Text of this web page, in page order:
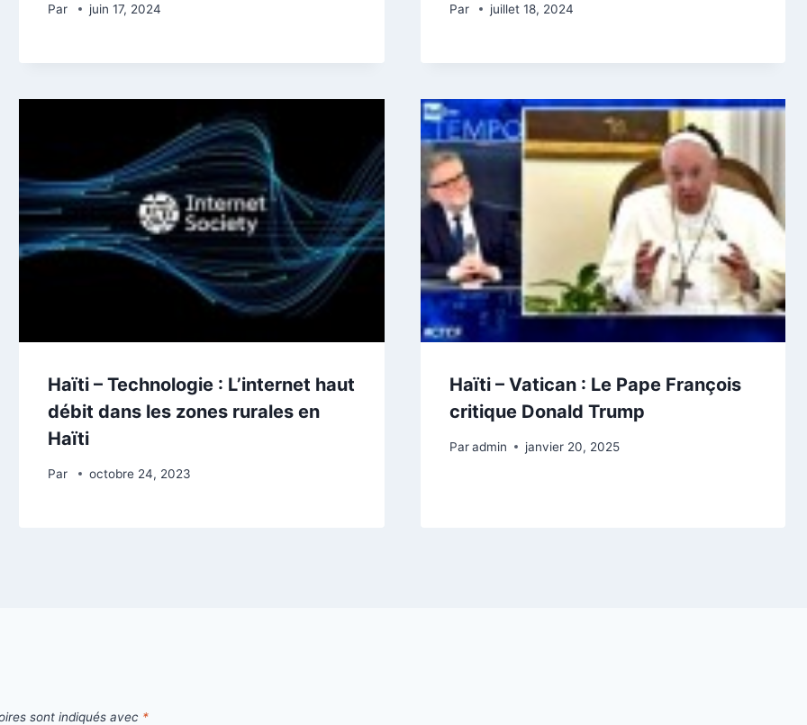
Par juin 17, 2024 Par juillet 18, 2024
Haïti – Technologie : L’internet haut
débit dans les zones rurales en
Haïti
Par octobre 24, 2023
Haïti – Vatican : Le Pape François
critique Donald Trump
Par admin janvier 20, 2025
sont indiqués avec *